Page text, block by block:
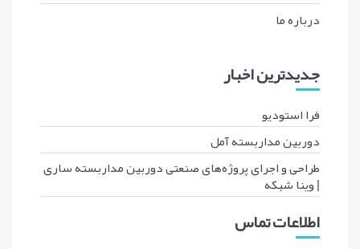
درباره ما
جدیدترین اخبار
فرا استودیو
دوربین مداربسته آمل
طراحی و اجرای پروژه‌های صنعتی دوربین مداربسته ساری
| وینا شبکه
اطلاعات تماس